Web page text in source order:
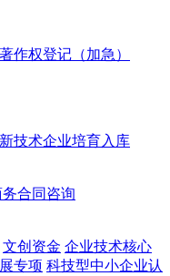
作权登记（加急）
技术企业培育入库
务合同咨询
文创资金 企业技术核心
专项 科技型中小企业认